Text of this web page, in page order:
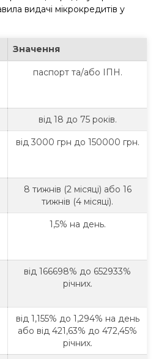
видачі мікрокредитів у
Значення
паспорт та/або ІПН.
від 18 до 75 років.
від 3000 грн до 150000 грн.
8 тижнів (2 місяці) або 16
тижнів (4 місяці).
1,5% на день.
від 166698% до 652933%
річних.
від 1,155% до 1,294% на день
або від 421,63% до 472,45%
річних.